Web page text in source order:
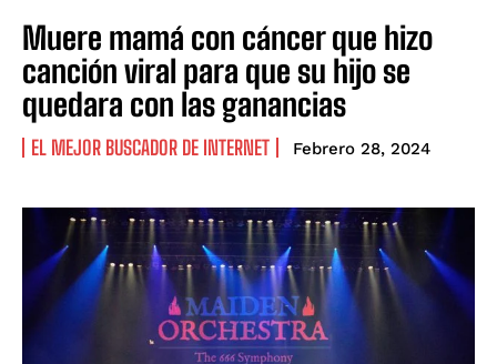
Muere mamá con cáncer que hizo
canción viral para que su hijo se
quedara con las ganancias
EL MEJOR BUSCADOR DE INTERNET Febrero 28, 2024